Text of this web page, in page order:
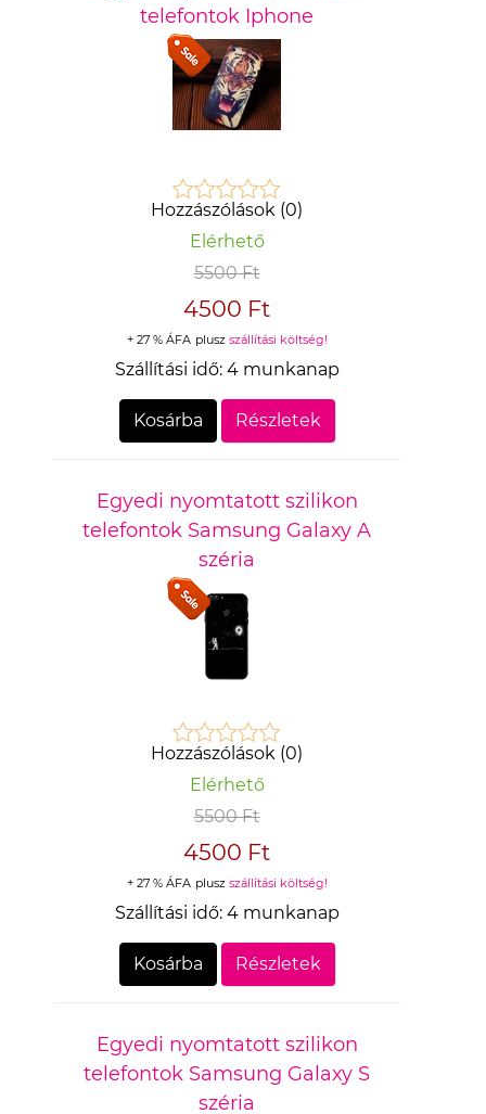
telefontok Iphone
Hozzászólások (0)
Elérhető
5500 Ft
4500 Ft
+ 27 % ÁFA plusz szállítási költség!
Szállítási idő: 4 munkanap
Kosárba Részletek
Egyedi nyomtatott szilikon
telefontok Samsung Galaxy A
széria
Hozzászólások (0)
Elérhető
5500 Ft
4500 Ft
+ 27 % ÁFA plusz szállítási költség!
Szállítási idő: 4 munkanap
Kosárba Részletek
Egyedi nyomtatott szilikon
telefontok Samsung Galaxy S
széria